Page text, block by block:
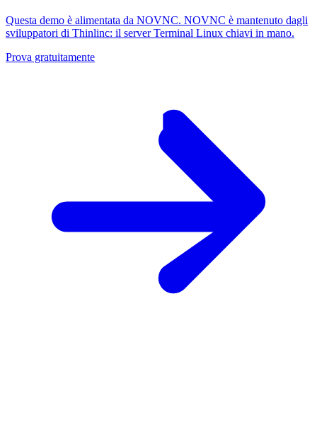
Questa demo è alimentata da NOVNC. NOVNC è mantenuto dagli
sviluppatori di Thinlinc: il server Terminal Linux chiavi in ​​mano.
Prova gratuitamente